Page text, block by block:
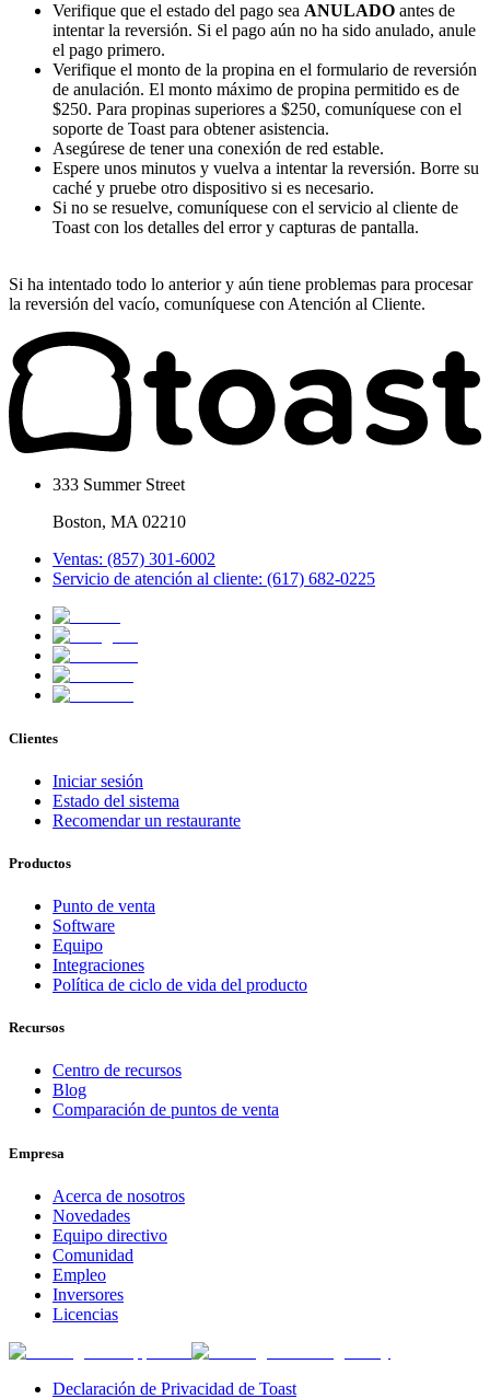
Verifique que el estado del pago sea ANULADO antes de
intentar la reversión. Si el pago aún no ha sido anulado, anule
el pago primero.
Verifique el monto de la propina en el formulario de reversión
de anulación. El monto máximo de propina permitido es de
$250. Para propinas superiores a $250, comuníquese con el
soporte de Toast para obtener asistencia.
Asegúrese de tener una conexión de red estable.
Espere unos minutos y vuelva a intentar la reversión. Borre su
caché y pruebe otro dispositivo si es necesario.
Si no se resuelve, comuníquese con el servicio al cliente de
Toast con los detalles del error y capturas de pantalla.
Si ha intentado todo lo anterior y aún tiene problemas para procesar
la reversión del vacío, comuníquese con Atención al Cliente.
333 Summer Street
Boston, MA 02210
Ventas: (857) 301-6002
Servicio de atención al cliente: (617) 682-0225
Clientes
Iniciar sesión
Estado del sistema
Recomendar un restaurante
Productos
Punto de venta
Software
Equipo
Integraciones
Política de ciclo de vida del producto
Recursos
Centro de recursos
Blog
Comparación de puntos de venta
Empresa
Acerca de nosotros
Novedades
Equipo directivo
Comunidad
Empleo
Inversores
Licencias
Declaración de Privacidad de Toast